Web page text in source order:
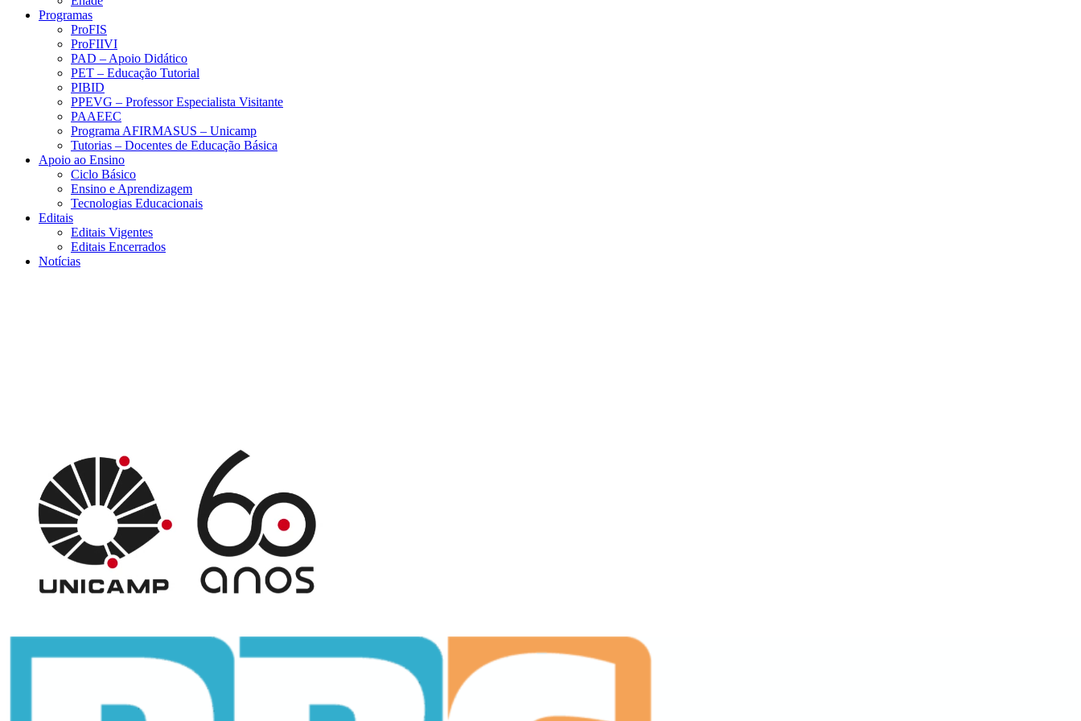
Programas
ProFIS
ProFIIVI
PAD – Apoio Didático
PET – Educação Tutorial
PIBID
PPEVG – Professor Especialista Visitante
PAAEEC
Programa AFIRMASUS – Unicamp
Tutorias – Docentes de Educação Básica
Apoio ao Ensino
Ciclo Básico
Ensino e Aprendizagem
Tecnologias Educacionais
Editais
Editais Vigentes
Editais Encerrados
Notícias